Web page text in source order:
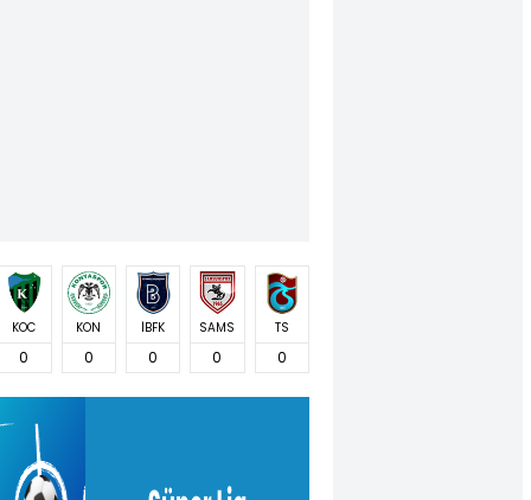
KOC
0
KON
0
İBFK
0
SAMS
0
TS
0